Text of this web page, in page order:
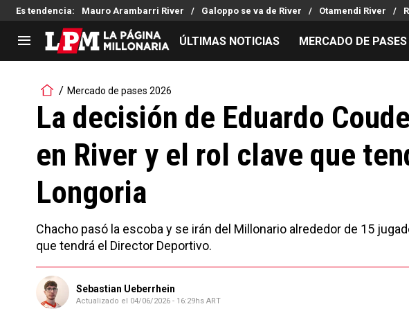
Es tendencia: Mauro Arambarri River Galoppo se va de River Otamendi River
LIGA PROFESIONAL
Noticias
Tabla de posiciones
Fixture
Reserva
Copa Sudamericana
Copa Argentina
Selección Argentina
Mercado de Pases
Análisis tácticos
Juanfer Quintero
Chacho Coudet
ÚLTIMAS NOTICIAS MERCADO DE PASES
Mercado de pases 2026
La decisión de Eduardo
en River y el rol clave que
Longoria
Chacho pasó la escoba y se irán del Millonario alrededor de 15
que tendrá el Director Deportivo.
Sebastian Ueberrhein
Actualizado el 04/06/2026 - 16:29hs ART